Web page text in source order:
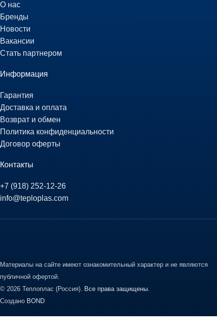
О нас
Бренды
Новости
Вакансии
Стать партнером
Информация
Гарантия
Доставка и оплата
Возврат и обмен
Политика конфиденциальности
Договор оферты
Контакты
+7 (918) 252-12-26
info@teploplas.com
Материалы на сайте имеют ознакомительный характер и не являются
публичной офертой.
© 2026 Теплоплас (Россия). Все права защищены.
Создано BOND